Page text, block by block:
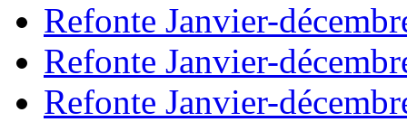
Refonte Janvier-
Refonte Janvier-
Refonte Janvier-